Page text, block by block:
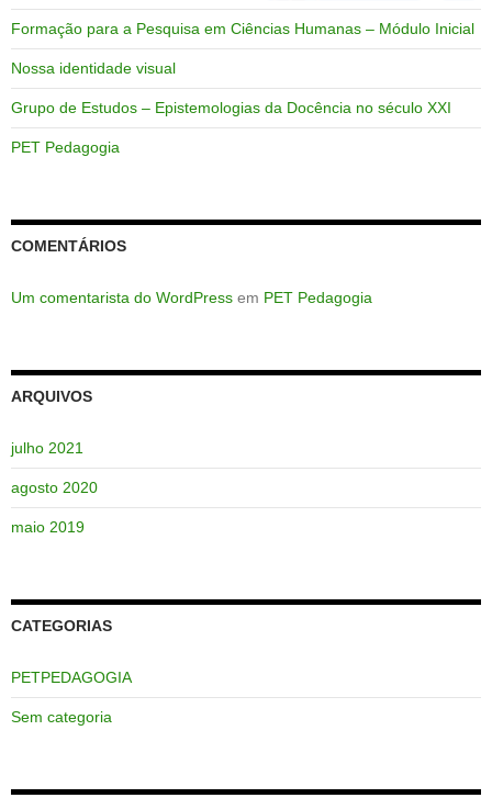
Formação para a Pesquisa em Ciências Humanas – Módulo Inicial
Nossa identidade visual
Grupo de Estudos – Epistemologias da Docência no século XXI
PET Pedagogia
COMENTÁRIOS
Um comentarista do WordPress em PET Pedagogia
ARQUIVOS
julho 2021
agosto 2020
maio 2019
CATEGORIAS
PETPEDAGOGIA
Sem categoria